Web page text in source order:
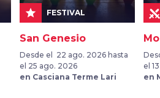
star FESTIVAL
San Genesio
Desde el 22 ago. 2026 hasta
el 25 ago. 2026
en Casciana Terme Lari
el
en